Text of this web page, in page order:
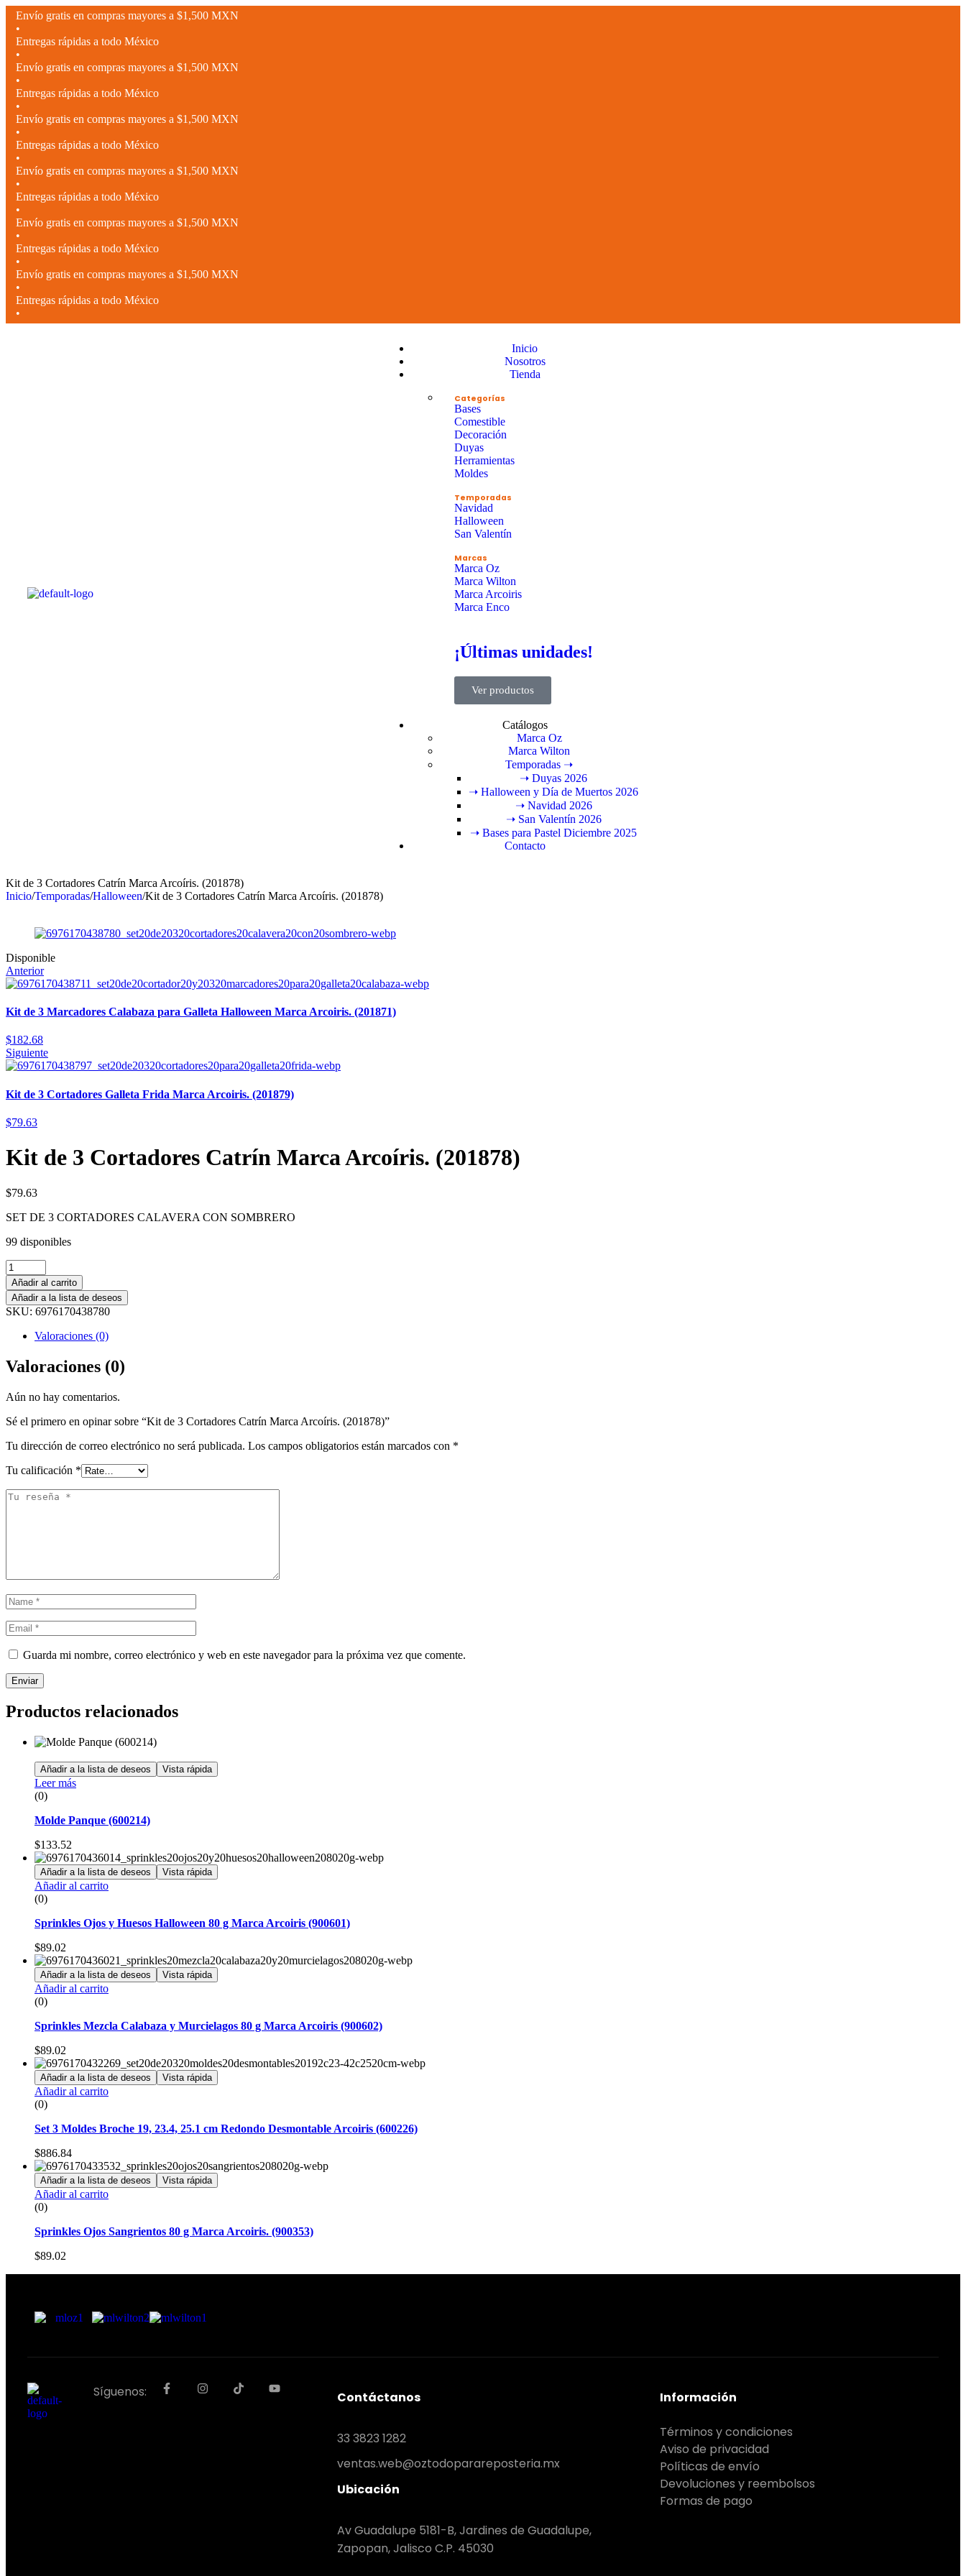
Envío gratis en compras mayores a $1,500 MXN
•
Entregas rápidas a todo México
•
Envío gratis en compras mayores a $1,500 MXN
•
Entregas rápidas a todo México
•
Envío gratis en compras mayores a $1,500 MXN
•
Entregas rápidas a todo México
•
Envío gratis en compras mayores a $1,500 MXN
•
Entregas rápidas a todo México
•
Envío gratis en compras mayores a $1,500 MXN
•
Entregas rápidas a todo México
•
Envío gratis en compras mayores a $1,500 MXN
•
Entregas rápidas a todo México
•
Inicio
Nosotros
Tienda
Categorías
Bases
Comestible
Decoración
Duyas
Herramientas
Moldes
Temporadas
Navidad
Halloween
San Valentín
Marcas
Marca Oz
Marca Wilton
Marca Arcoiris
Marca Enco
¡Últimas unidades!
Ver productos
Catálogos
Marca Oz
Marca Wilton
Temporadas ➝
➝ Duyas 2026
➝ Halloween y Día de Muertos 2026
➝ Navidad 2026
➝ San Valentín 2026
➝ Bases para Pastel Diciembre 2025
Contacto
Kit de 3 Cortadores Catrín Marca Arcoíris. (201878)
Inicio/Temporadas/Halloween/Kit de 3 Cortadores Catrín Marca Arcoíris. (201878)
Disponible
Anterior
Kit de 3 Marcadores Calabaza para Galleta Halloween Marca Arcoiris. (201871)
$182.68
Siguiente
Kit de 3 Cortadores Galleta Frida Marca Arcoiris. (201879)
$79.63
Kit de 3 Cortadores Catrín Marca Arcoíris. (201878)
$79.63
SET DE 3 CORTADORES CALAVERA CON SOMBRERO
99 disponibles
Añadir al carrito
Añadir a la lista de deseos
SKU: 6976170438780
Valoraciones (0)
Valoraciones (0)
Aún no hay comentarios.
Sé el primero en opinar sobre “Kit de 3 Cortadores Catrín Marca Arcoíris. (201878)”
Tu dirección de correo electrónico no será publicada. Los campos obligatorios están marcados con *
Tu calificación *
Guarda mi nombre, correo electrónico y web en este navegador para la próxima vez que comente.
Enviar
Productos relacionados
Añadir a la lista de deseos Vista rápida
Leer más
(0)
Molde Panque (600214)
$133.52
Añadir a la lista de deseos Vista rápida
Añadir al carrito
(0)
Sprinkles Ojos y Huesos Halloween 80 g Marca Arcoiris (900601)
$89.02
Añadir a la lista de deseos Vista rápida
Añadir al carrito
(0)
Sprinkles Mezcla Calabaza y Murcielagos 80 g Marca Arcoiris (900602)
$89.02
Añadir a la lista de deseos Vista rápida
Añadir al carrito
(0)
Set 3 Moldes Broche 19, 23.4, 25.1 cm Redondo Desmontable Arcoiris (600226)
$886.84
Añadir a la lista de deseos Vista rápida
Añadir al carrito
(0)
Sprinkles Ojos Sangrientos 80 g Marca Arcoiris. (900353)
$89.02
Síguenos: Contáctanos
33 3823 1282
ventas.web@oztodoparareposteria.mx
Ubicación
Av Guadalupe 5181-B, Jardines de Guadalupe,
Zapopan, Jalisco C.P. 45030
Información
Términos y condiciones
Aviso de privacidad
Políticas de envío
Devoluciones y reembolsos
Formas de pago